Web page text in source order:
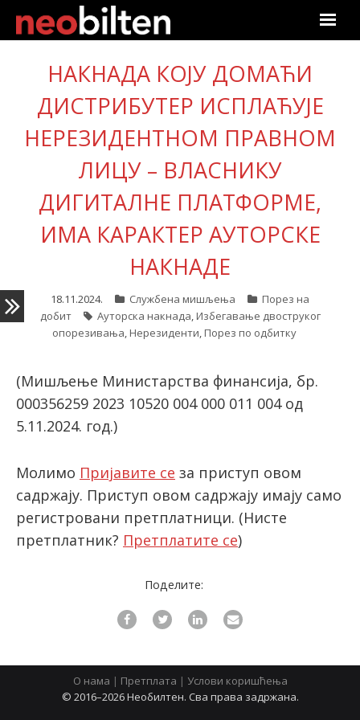
Почетна
Претрага
Актуелно
Подаци
Линкови
Претплата
Пријава
latinica
НАКНАДА КОЈУ ДОМАЋИ
ДИСТРИБУТЕР ИСПЛАЋУЈЕ
НЕРЕЗИДЕНТНОМ ПРАВНОМ
ЛИЦУ – ВЛАСНИКУ
ДИГИТАЛНЕ ПЛАТФОРМЕ,
ИМА КАРАКТЕР АУТОРСКЕ
НАКНАДЕ
18.11.2024. Службена мишљења
Порез на
добит
Ауторска накнада, Избегавање двоструког
опорезивања, Нерезиденти, Порез по одбитку
(Мишљење Министарства финансија, бр.
000356259 2023 10520 004 000 011 004 од
5.11.2024. год.)
Молимо Пријавите се за приступ овом
садржају. Приступ овом садржају имају само
регистровани претплатници. (Нисте
претплатник? Претплатите се)
Поделите:
О нама | Претплата | Услови коришћења
© 2016–2026 Необилтен. Сва права задржана.